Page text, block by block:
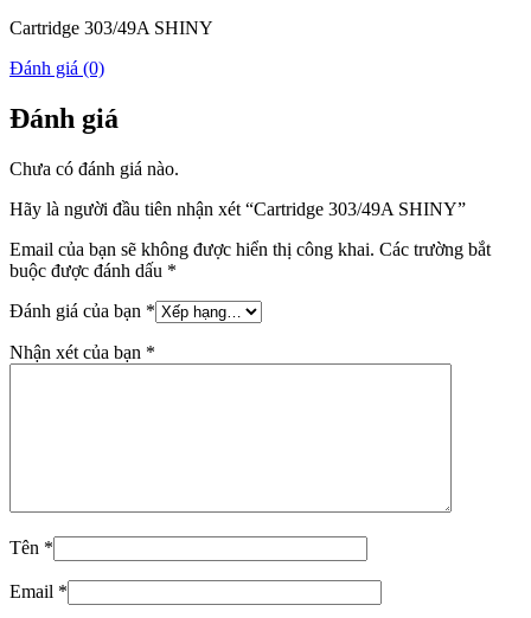
Cartridge 303/49A SHINY
Đánh giá (0)
Đánh giá
Chưa có đánh giá nào.
Hãy là người đầu tiên nhận xét “Cartridge 303/49A SHINY”
Email của bạn sẽ không được hiển thị công khai. Các trường bắt
buộc được đánh dấu *
Đánh giá của bạn *
Nhận xét của bạn *
Tên *
Email *